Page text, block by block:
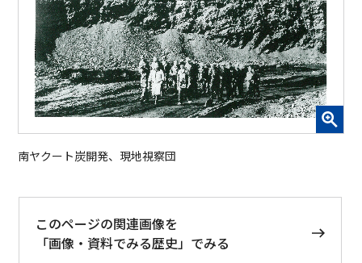
南ヤクート炭開発、現地視察団
このページの関連画像を
「画像・資料でみる歴史」でみる